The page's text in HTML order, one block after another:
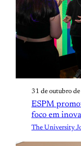
31 de outubro
ESPM
foco em
The University